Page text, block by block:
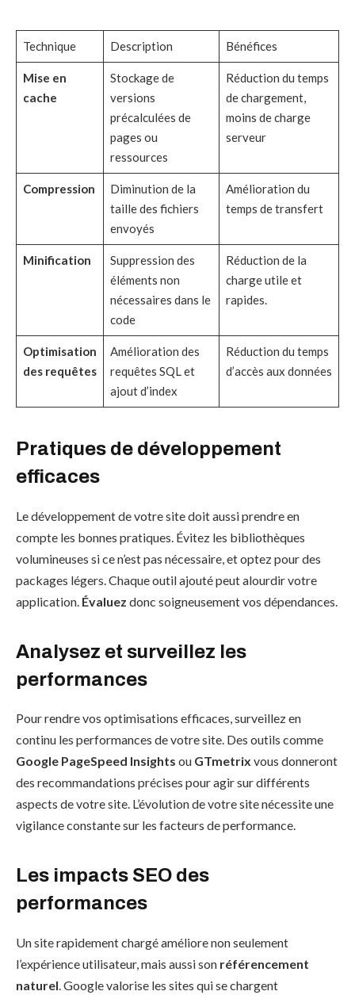
Technique Description Bénéfices
Mise en
cache
Stockage de
versions
précalculées de
pages ou
ressources
Réduction du temps
de chargement,
moins de charge
serveur
Compression
Diminution de la
taille des fichiers
envoyés
Amélioration du
temps de transfert
Minification
Suppression des
éléments non
nécessaires dans le
code
Réduction de la
charge utile et
rapides.
Optimisation
des requêtes
Amélioration des
requêtes SQL et
ajout d’index
Réduction du temps
d’accès aux données
Pratiques de développement
efficaces
Le développement de votre site doit aussi prendre en
compte les bonnes pratiques. Évitez les bibliothèques
volumineuses si ce n’est pas nécessaire, et optez pour des
packages légers. Chaque outil ajouté peut alourdir votre
application. Évaluez donc soigneusement vos dépendances.
Analysez et surveillez les
performances
Pour rendre vos optimisations efficaces, surveillez en
continu les performances de votre site. Des outils comme
Google PageSpeed Insights ou GTmetrix vous donneront
des recommandations précises pour agir sur différents
aspects de votre site. L’évolution de votre site nécessite une
vigilance constante sur les facteurs de performance.
Les impacts SEO des
performances
Un site rapidement chargé améliore non seulement
l’expérience utilisateur, mais aussi son référencement
naturel . Google valorise les sites qui se chargent